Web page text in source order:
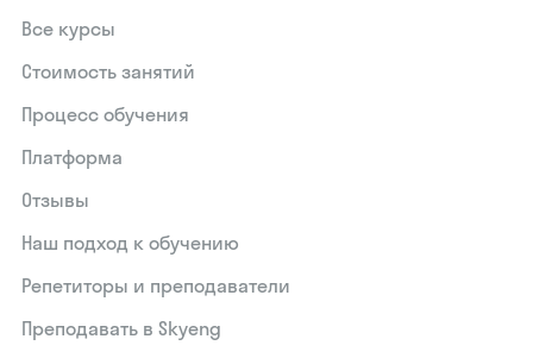
Все курсы
Стоимость занятий
Процесс обучения
Платформа
Отзывы
Наш подход к обучению
Репетиторы и преподаватели
Преподавать в Skyeng